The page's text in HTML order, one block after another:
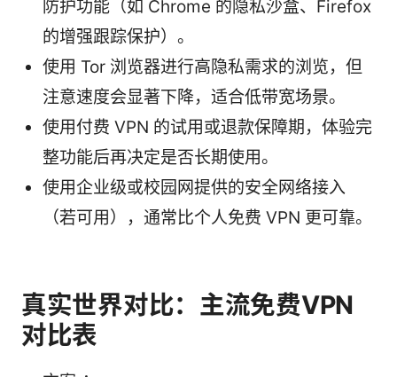
防护功能（如 Chrome 的隐私沙盒、Firefox
的增强跟踪保护）。
使用 Tor 浏览器进行高隐私需求的浏览，但
注意速度会显著下降，适合低带宽场景。
使用付费 VPN 的试用或退款保障期，体验完
整功能后再决定是否长期使用。
使用企业级或校园网提供的安全网络接入
（若可用），通常比个人免费 VPN 更可靠。
真实世界对比：主流免费VPN
对比表